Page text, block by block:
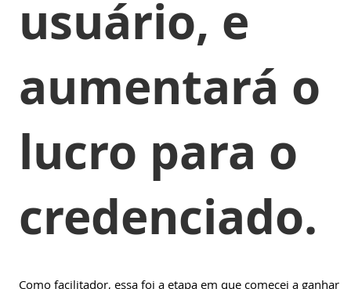
usuário, e
aumentará o
lucro para o
credenciado.
Como facilitador, essa foi a etapa em que comecei a ganhar